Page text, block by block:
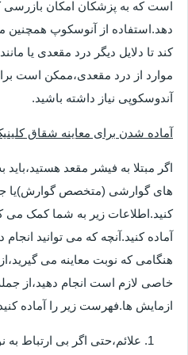
است که به پزشکان امکان بازرسی
دهد.استفاده از آنوسکوپ
کند تا دلایل دیگر درد مقعدی یا
موارد از درد مقعدی،ممکن است
آندوسکوپی نیاز داشته باشید.
آماده شدن برای معاینه شقاق
اگر مبتلا به فیشر مقعد
های گوارشی (متخصص گوارش)یا
کنید.اطلاعات زیر به شما کمک می
آماده کنید.آنچه که می توانید انجام
هنگامی که نوبت معاینه می
خاصی لازم است انجام دهید،از
ازمایش ها.فهرست زیر را آماده
علائم،حتی اگر بی ارتباط به